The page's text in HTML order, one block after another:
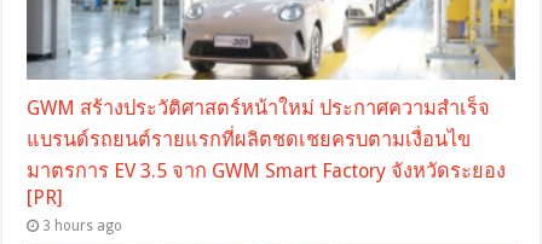
GWM สร้างประวัติศาสตร์หน้าใหม่ ประกาศความสำเร็จ
แบรนด์รถยนต์รายแรกที่ผลิตชดเชยครบตามเงื่อนไข
มาตรการ EV 3.5 จาก GWM Smart Factory จังหวัดระยอง
[PR]
3 hours ago